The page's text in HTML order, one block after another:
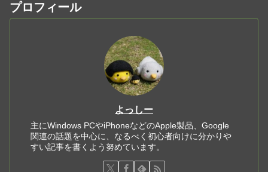
プロフィール
よっしー
主にWindows PCやiPhoneなどのApple製品、Google
関連の話題を中心に、なるべく初心者向けに分かりや
すい記事を書くよう努めています。